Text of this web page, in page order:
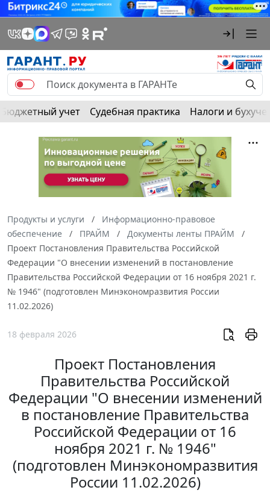
Бюджетный учет Судебная практика Налоги и
Продукты и услуги
Информационно-правовое
обеспечение
ПРАЙМ
Документы ленты ПРАЙМ
Проект Постановления Правительства Российской
Федерации "О внесении изменений в постановление
Правительства Российской Федерации от 16 ноября 2021 г.
№ 1946" (подготовлен Минэкономразвития России
11.02.2026)
18 февраля 2026
Проект Постановления
Правительства Российской
Федерации "О внесении изменений
в постановление Правительства
Российской Федерации от 16
ноября 2021 г. № 1946"
(подготовлен Минэкономразвития
России 11.02.2026)